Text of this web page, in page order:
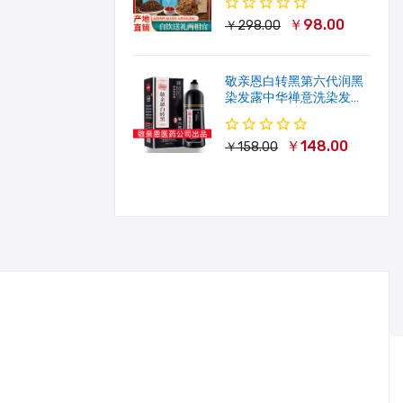
￥298.00 ￥98.00
敬亲恩白转黑第六代润黑
染发露中华禅意洗染发剂
一洗就黑500ml
￥158.00 ￥148.00